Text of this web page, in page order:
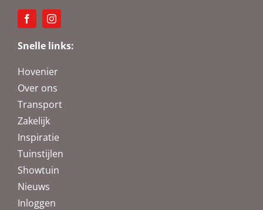
Snelle links:
Hovenier
Over ons
Transport
Zakelijk
Inspiratie
Tuinstijlen
Showtuin
Nieuws
Inloggen